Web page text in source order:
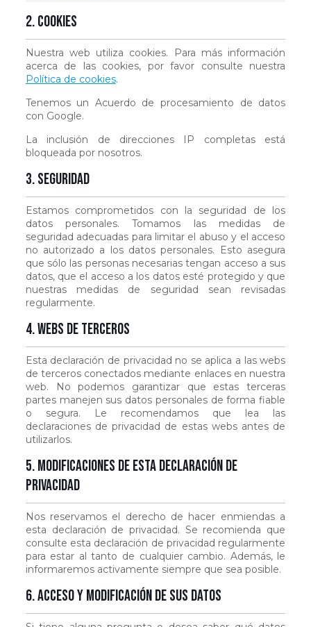
2. Cookies
Nuestra web utiliza cookies. Para más información
acerca de las cookies, por favor consulte nuestra
Política de cookies.
Tenemos un Acuerdo de procesamiento de datos
con Google.
La inclusión de direcciones IP completas está
bloqueada por nosotros.
3. Seguridad
Estamos comprometidos con la seguridad de los
datos personales. Tomamos las medidas de
seguridad adecuadas para limitar el abuso y el acceso
no autorizado a los datos personales. Esto asegura
que sólo las personas necesarias tengan acceso a sus
datos, que el acceso a los datos esté protegido y que
nuestras medidas de seguridad sean revisadas
regularmente.
4. Webs de terceros
Esta declaración de privacidad no se aplica a las webs
de terceros conectados mediante enlaces en nuestra
web. No podemos garantizar que estas terceras
partes manejen sus datos personales de forma fiable
o segura. Le recomendamos que lea las
declaraciones de privacidad de estas webs antes de
utilizarlos.
5. Modificaciones de esta declaración de
privacidad
Nos reservamos el derecho de hacer enmiendas a
esta declaración de privacidad. Se recomienda que
consulte esta declaración de privacidad regularmente
para estar al tanto de cualquier cambio. Además, le
informaremos activamente siempre que sea posible.
6. Acceso y modificación de sus datos